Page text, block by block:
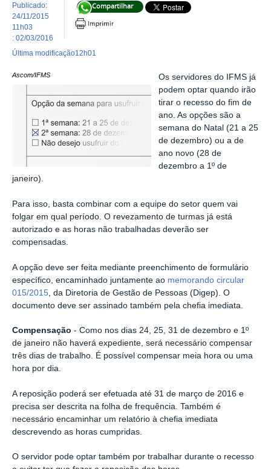
Compartilhar
publicado:
24/11/2015
11h03
última modificação
: 02/03/2016
12h01
Ascom/IFMS
Os servidores do IFMS já
podem optar quando irão
tirar o recesso do fim de
ano. As opções são a
semana do Natal (21 a 25
de dezembro) ou a de
ano novo (28 de
dezembro a 1º de
janeiro).
Para isso, basta combinar com a equipe do setor quem vai
folgar em qual período. O revezamento de turmas já está
autorizado e as horas não trabalhadas deverão ser
compensadas.
A opção deve ser feita mediante preenchimento de formulário
específico, encaminhado juntamente ao memorando circular
015/2015 , da Diretoria de Gestão de Pessoas (Digep). O
documento deve ser assinado também pela chefia imediata.
Compensação - Como nos dias 24, 25, 31 de dezembro e 1º
de janeiro não haverá expediente, será necessário compensar
três dias de trabalho. É possível compensar meia hora ou uma
hora por dia.
A reposição poderá ser efetuada até 31 de março de 2016 e
precisa ser descrita na folha de frequência. Também é
necessário encaminhar um relatório à chefia imediata
descrevendo as horas cumpridas.
O servidor pode optar também por trabalhar durante o recesso